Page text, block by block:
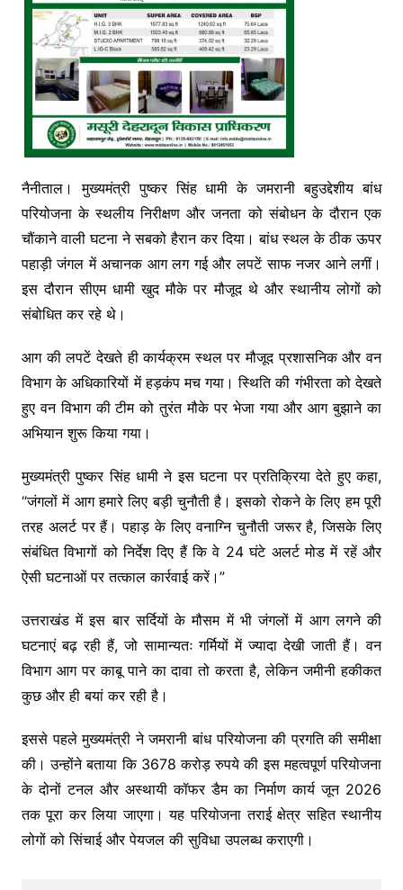
नैनीताल। मुख्यमंत्री पुष्कर सिंह धामी के जमरानी बहुउद्देशीय बांध
परियोजना के स्थलीय निरीक्षण और जनता को संबोधन के दौरान एक
चौंकाने वाली घटना ने सबको हैरान कर दिया। बांध स्थल के ठीक ऊपर
पहाड़ी जंगल में अचानक आग लग गई और लपटें साफ नजर आने लगीं।
इस दौरान सीएम धामी खुद मौके पर मौजूद थे और स्थानीय लोगों को
संबोधित कर रहे थे।
आग की लपटें देखते ही कार्यक्रम स्थल पर मौजूद प्रशासनिक और वन
विभाग के अधिकारियों में हड़कंप मच गया। स्थिति की गंभीरता को देखते
हुए वन विभाग की टीम को तुरंत मौके पर भेजा गया और आग बुझाने का
अभियान शुरू किया गया।
मुख्यमंत्री पुष्कर सिंह धामी ने इस घटना पर प्रतिक्रिया देते हुए कहा,
“जंगलों में आग हमारे लिए बड़ी चुनौती है। इसको रोकने के लिए हम पूरी
तरह अलर्ट पर हैं। पहाड़ के लिए वनाग्नि चुनौती जरूर है, जिसके लिए
संबंधित विभागों को निर्देश दिए हैं कि वे 24 घंटे अलर्ट मोड में रहें और
ऐसी घटनाओं पर तत्काल कार्रवाई करें।”
उत्तराखंड में इस बार सर्दियों के मौसम में भी जंगलों में आग लगने की
घटनाएं बढ़ रही हैं, जो सामान्यतः गर्मियों में ज्यादा देखी जाती हैं। वन
विभाग आग पर काबू पाने का दावा तो करता है, लेकिन जमीनी हकीकत
कुछ और ही बयां कर रही है।
इससे पहले मुख्यमंत्री ने जमरानी बांध परियोजना की प्रगति की समीक्षा
की। उन्होंने बताया कि 3678 करोड़ रुपये की इस महत्वपूर्ण परियोजना
के दोनों टनल और अस्थायी कॉफर डैम का निर्माण कार्य जून 2026
तक पूरा कर लिया जाएगा। यह परियोजना तराई क्षेत्र सहित स्थानीय
लोगों को सिंचाई और पेयजल की सुविधा उपलब्ध कराएगी।